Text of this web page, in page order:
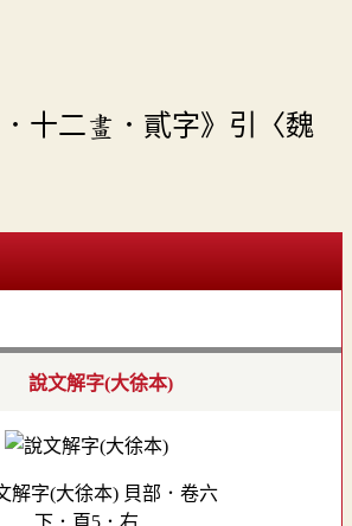
．十二畫．貳字》引〈魏
說文解字(大徐本)